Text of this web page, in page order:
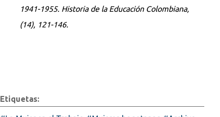
1941-1955. Historia de la Educación Colombiana,
(14), 121-146.
Etiquetas: